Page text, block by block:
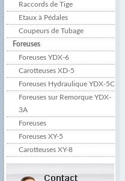
Raccords de Tige
Etaux à Pédales
Coupeurs de Tubage
Foreuses
Foreuses YDX-6
Carotteuses XD-5
Foreuses Hydraulique YDX-5C
Foreuses sur Remorque YDX-
3A
Foreuses
Foreuses XY-5
Carotteuses XY-8